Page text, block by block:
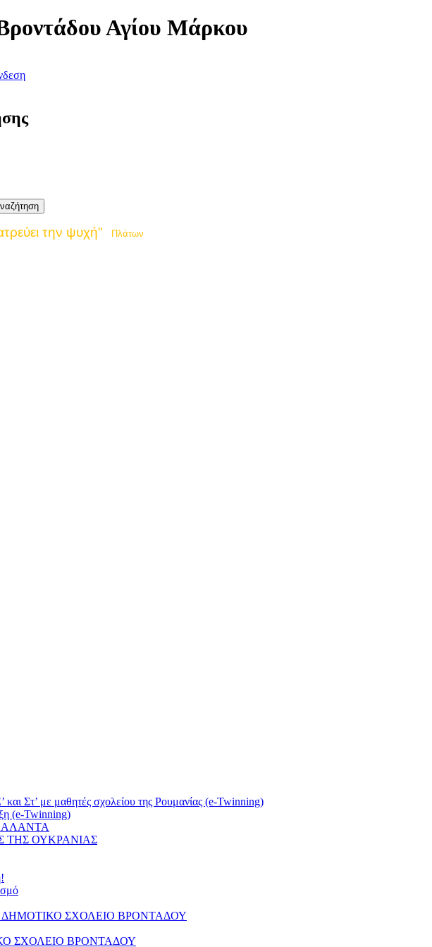
Αγίου Μάρκου
την ψυχή" Πλάτων
και Στ’ με μαθητές σχολείου της Ρουμανίας (e-Twinning)
(e-Twinning)
ΤΗΣ ΟΥΚΡΑΝΙΑΣ
ΔΗΜΟΤΙΚΟ ΣΧΟΛΕΙΟ ΒΡΟΝΤΑΔΟΥ
ΣΧΟΛΕΙΟ ΒΡΟΝΤΑΔΟΥ